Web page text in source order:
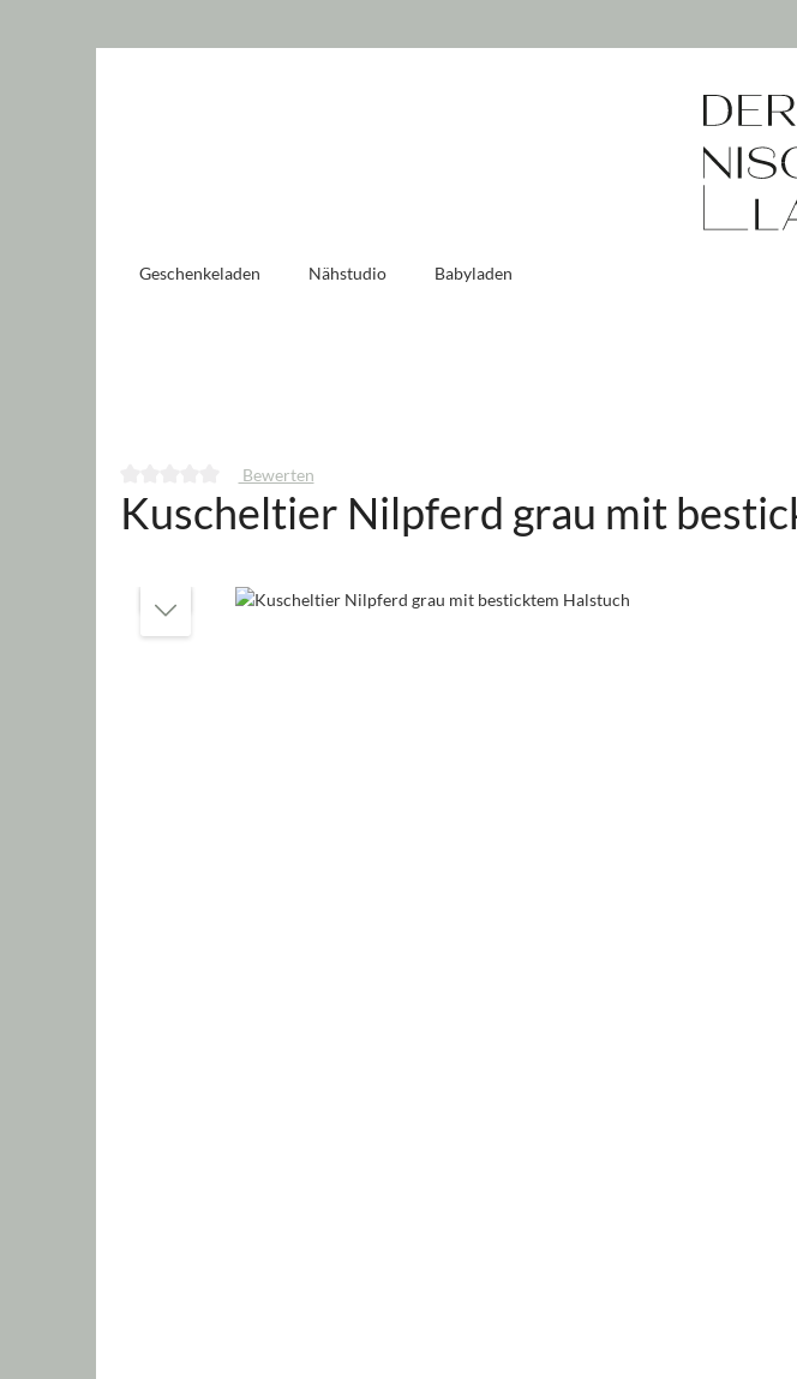
Geschenkeladen Nähstudio Babyladen
Durchschnittliche Bewertung von 0 von 5 Sternen
Bewerten
Kuscheltier Nilpferd grau mit
Bildergalerie überspringen